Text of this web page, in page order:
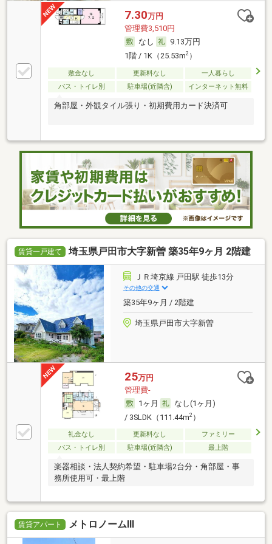
7.30万円
管理費3,510円
なし
9.13万円
1階 / 1K（25.53m2）
敷金なし 更新料なし
一人暮らし
バス・トイレ別
駐車場(近隣含) インターネット無料
角部屋・外観タイル張り・初期費用カード決済可
賃貸一戸建て 埼玉県戸田市大字新曽 築35年9ヶ月 2階建
ＪＲ埼京線 戸田駅 徒歩13分
その他の交通
築35年9ヶ月 / 2階建
埼玉県戸田市大字新曽
25万円
管理費-
1ヶ月
なし(1ヶ月)
/ 3SLDK（111.44m2）
礼金なし 更新料なし
ファミリー
バス・トイレ別
駐車場(近隣含) 最上階
楽器相談・法人契約希望・駐車場2台分・角部屋・事
務所使用可・最上階
賃貸アパート メトロノームⅢ